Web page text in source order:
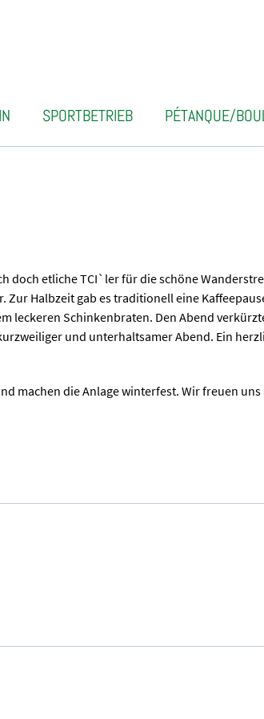
SPORTBETRIEB PÉTANQUE/
doch etliche TCI`ler für die schöne
Halbzeit gab es traditionell eine
leckeren Schinkenbraten. Den Abend
und unterhaltsamer Abend. Ein
machen die Anlage winterfest. Wir freuen uns